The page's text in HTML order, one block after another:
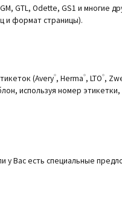
GTL, Odette, GS1 и многие
и формат страницы).
(Avery®, Herma®, LTO®,
используя номер
у Вас есть специальные